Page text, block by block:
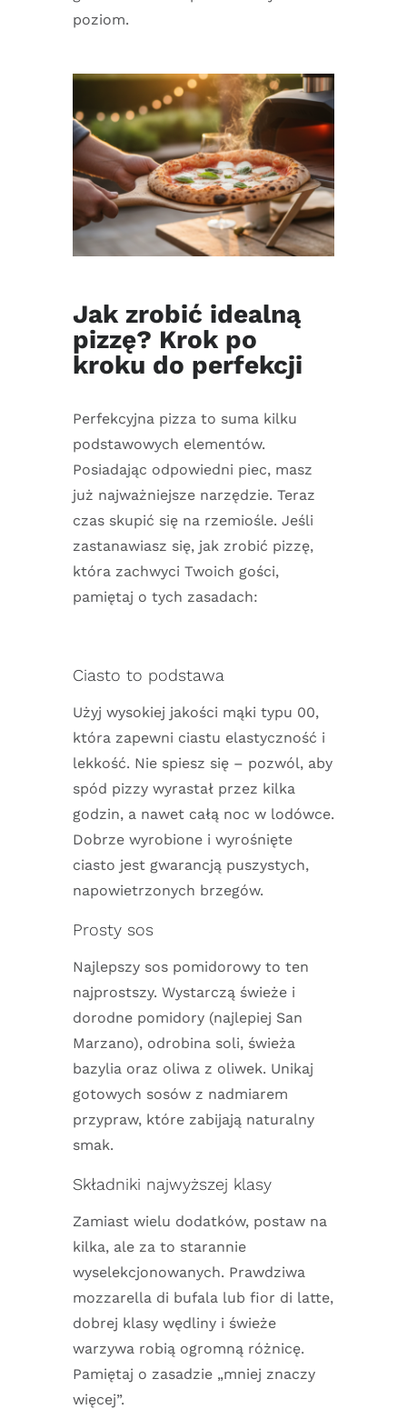
poziom.
Jak zrobić idealną
pizzę? Krok po
kroku do perfekcji
Perfekcyjna pizza to suma kilku
podstawowych elementów.
Posiadając odpowiedni piec, masz
już najważniejsze narzędzie. Teraz
czas skupić się na rzemiośle. Jeśli
zastanawiasz się, jak zrobić pizzę,
która zachwyci Twoich gości,
pamiętaj o tych zasadach:
Ciasto to podstawa
Użyj wysokiej jakości mąki typu 00,
która zapewni ciastu elastyczność i
lekkość. Nie spiesz się – pozwól, aby
spód pizzy wyrastał przez kilka
godzin, a nawet całą noc w lodówce.
Dobrze wyrobione i wyrośnięte
ciasto jest gwarancją puszystych,
napowietrzonych brzegów.
Prosty sos
Najlepszy sos pomidorowy to ten
najprostszy. Wystarczą świeże i
dorodne pomidory (najlepiej San
Marzano), odrobina soli, świeża
bazylia oraz oliwa z oliwek. Unikaj
gotowych sosów z nadmiarem
przypraw, które zabijają naturalny
smak.
Składniki najwyższej klasy
Zamiast wielu dodatków, postaw na
kilka, ale za to starannie
wyselekcjonowanych. Prawdziwa
mozzarella di bufala lub fior di latte,
dobrej klasy wędliny i świeże
warzywa robią ogromną różnicę.
Pamiętaj o zasadzie „mniej znaczy
więcej”.